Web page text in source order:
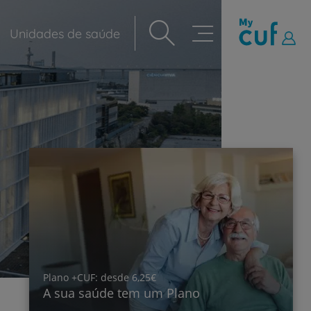
Navegação
principal
Unidades de saúde
Plano +CUF: desde 6,25€
A sua saúde tem um Plano